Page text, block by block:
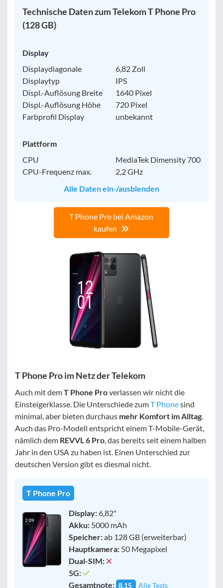
Technische Daten zum Telekom T Phone Pro
(128 GB)
Display
Displaydiagonale
6,82 Zoll
Displaytyp
IPS
Displ.-Auflösung Breite
1640 Pixel
Displ.-Auflösung Höhe
720 Pixel
Farbprofil Display
unbekannt
Plattform
CPU
MediaTek Dimensity 700
CPU-Frequenz max.
2,2 GHz
Alle Daten ein-/ausblenden
T Phone Pro bei Amazon
kaufen
T Phone Pro im Netz der Telekom
Auch mit demT Phone Proverlassen wir nicht die
Einsteigerklasse. Die Unterschiede zumT Phonesind
minimal, aber bieten durchaus mehr Komfort im Alltag
Auch das Pro-Modell entspricht einem T-Mobile-Gerät,
nämlich dem REVVL 6 Pro , das bereits seit einem halben
Jahr in den USA zu haben ist. Einen Unterschied zur
deutschen Version gibt es diesmal nicht.
T Phone Pro
Display:6,82"
Akku: 5000 mAh
Speicher:ab 128 GB (erweiterbar)
Hauptkamera: 50 Megapixel
Dual-SIM:
5G:
Gesamtnote: 8,15 Alle Tests